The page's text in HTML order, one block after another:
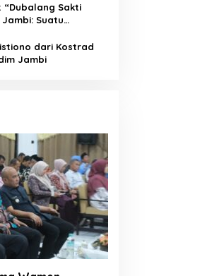
Sakti
Suatu
dari Kostrad
Jambi